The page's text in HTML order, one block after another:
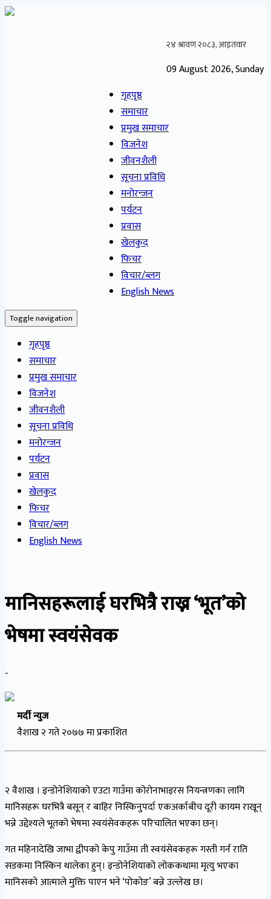
09 August 2026, Sunday
गृहपृष्ठ
समाचार
प्रमुख समाचार
विजनेश
जीवनशैली
सूचना प्रविधि
मनोरन्जन
पर्यटन
प्रवास
खेलकुद
फिचर
विचार/ब्लग
English News
Toggle navigation
गृहपृष्ठ
समाचार
प्रमुख समाचार
विजनेश
जीवनशैली
सूचना प्रविधि
मनोरन्जन
पर्यटन
प्रवास
खेलकुद
फिचर
विचार/ब्लग
English News
मानिसहरूलाई घरभित्रै राख्न ‘भूत’को
भेषमा स्वयंसेवक
-
मर्दी न्युज
वैशाख २ गते २०७७ मा प्रकाशित
२ वैशाख । इन्डोनेशियाको एउटा गाउँमा कोरोनाभाइरस नियन्त्रणका लागि
मानिसहरू घरभित्रै बसून् र बाहिर निस्किनुपर्दा एकअर्काबीच दूरी कायम राखून्
भन्ने उद्देश्यले भूतको भेषमा स्वयंसेवकहरू परिचालित भएका छन्।
गत महिनादेखि जाभा द्वीपको केपु गाउँमा ती स्वयंसेवकहरू गस्ती गर्न राति
सडकमा निस्किन थालेका हुन्। इन्डोनेशियाको लोककथामा मृत्यु भएका
मानिसको आत्माले मुक्ति पाएन भने ‘पोकोङ’ बन्ने उल्लेख छ।